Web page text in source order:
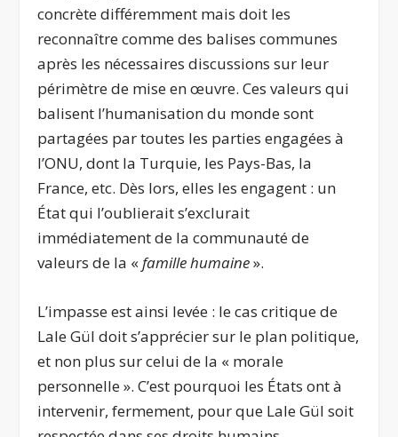
concrète différemment mais doit les
reconnaître comme des balises communes
après les nécessaires discussions sur leur
périmètre de mise en œuvre. Ces valeurs qui
balisent l’humanisation du monde sont
partagées par toutes les parties engagées à
l’ONU, dont la Turquie, les Pays-Bas, la
France, etc. Dès lors, elles les engagent : un
État qui l’oublierait s’exclurait
immédiatement de la communauté de
valeurs de la «famille humaine».
L’impasse est ainsi levée : le cas critique de
Lale Gül doit s’apprécier sur le plan politique,
et non plus sur celui de la « morale
personnelle ». C’est pourquoi les États ont à
intervenir, fermement, pour que Lale Gül soit